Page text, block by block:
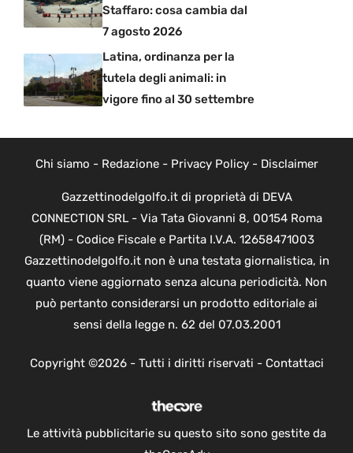
Staffaro: cosa cambia dal
7 agosto 2026
Latina, ordinanza per la
tutela degli animali: in
vigore fino al 30 settembre
Chi siamo - Redazione- Privacy Policy- Disclaimer
Gazzettinodelgolfo.it di proprietà di DEVA
CONNECTION SRL - Via Tata Giovanni 8, 00154 Roma
(RM) - Codice Fiscale e Partita I.V.A. 12658471003
Gazzettinodelgolfo.it non è una testata giornalistica, in
quanto viene aggiornato senza alcuna periodicità. Non
può pertanto considerarsi un prodotto editoriale ai
sensi della legge n. 62 del 07.03.2001
Copyright ©2026 - Tutti i diritti riservati - Contattaci
Le attività pubblicitarie su questo sito sono gestite da